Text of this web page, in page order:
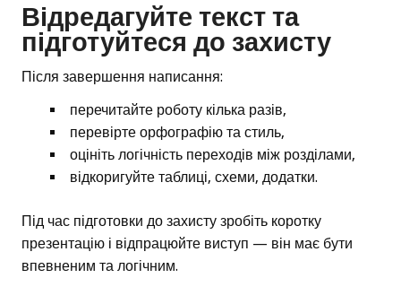
Відредагуйте текст та
підготуйтеся до захисту
Після завершення написання:
перечитайте роботу кілька разів,
перевірте орфографію та стиль,
оцініть логічність переходів між розділами,
відкоригуйте таблиці, схеми, додатки.
Під час підготовки до захисту зробіть коротку
презентацію і відпрацюйте виступ — він має бути
впевненим та логічним.